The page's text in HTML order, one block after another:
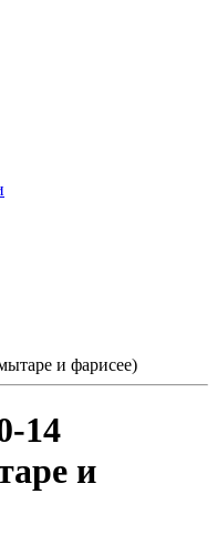
и фарисее)
14
и